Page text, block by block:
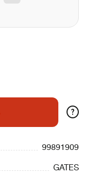
?
99891909
GATES